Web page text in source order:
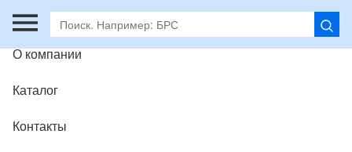
Главная
О компании
Каталог
Контакты